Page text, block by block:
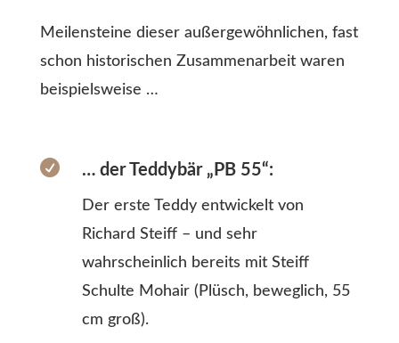
Meilensteine dieser außergewöhnlichen, fast
schon historischen Zusammenarbeit waren
beispielsweise …
 … der Teddybär „PB 55“:
Der erste Teddy entwickelt von
Richard Steiff – und sehr
wahrscheinlich bereits mit Steiff
Schulte Mohair (Plüsch, beweglich, 55
cm groß).